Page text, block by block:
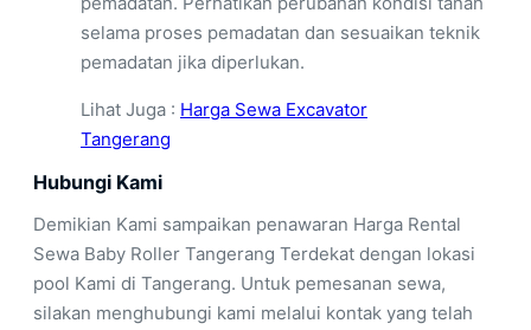
selama proses pemadatan dan sesuaikan teknik
pemadatan jika diperlukan.
Lihat Juga : Harga Sewa Excavator
Tangerang
Hubungi Kami
Demikian Kami sampaikan penawaran Harga Rental
Sewa Baby Roller Tangerang Terdekat dengan lokasi
pool Kami di Tangerang. Untuk pemesanan sewa,
silakan menghubungi kami melalui kontak yang telah